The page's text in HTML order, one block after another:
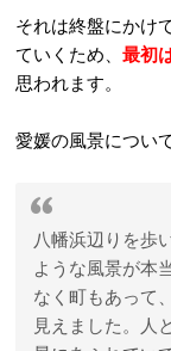
それは終盤にかけ
ていくため、 最初
思われます。
愛媛の風景につい
八幡浜辺りを歩
ような風景が本
なく町もあって
見えました。人